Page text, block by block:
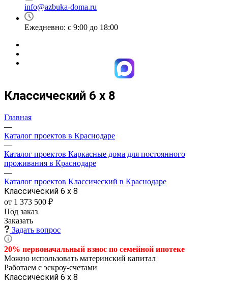
info@azbuka-doma.ru
Ежедневно: с 9:00 до 18:00
Классический 6 х 8
Главная
—
Каталог проектов в Краснодаре
—
Каталог проектов Каркасные дома для постоянного
проживания в Краснодаре
—
Каталог проектов Классический в Краснодаре
Классический 6 х 8
от 1 373 500 ₽
Под заказ
Заказать
Задать вопрос
20% первоначальный взнос по семейной ипотеке
Можно использовать материнский капитал
Работаем с эскроу-счетами
Классический 6 х 8